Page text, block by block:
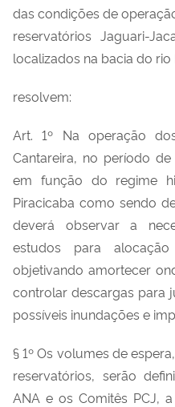
das condições de
reservatórios Jaguari-
localizados na bacia do rio
resolvem:
Art. 1º Na operação
Cantareira, no período
em função do regime
Piracicaba como sendo
deverá observar a
estudos para
objetivando amortecer
controlar descargas para
possíveis inundações e
§ 1º Os volumes de
reservatórios, serão
ANA e os Comitês PCJ,